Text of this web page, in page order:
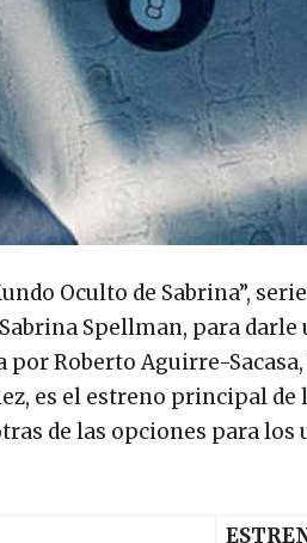
Oculto de Sabrina”,
Spellman, para darle
Roberto Aguirre-
es el estreno principal
de las opciones para los